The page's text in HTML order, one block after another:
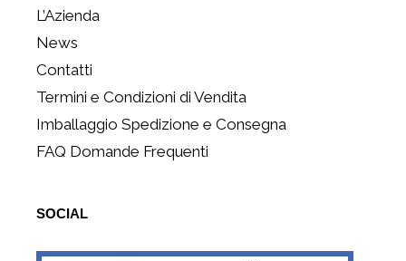
L’Azienda
News
Contatti
Termini e Condizioni di Vendita
Imballaggio Spedizione e Consegna
FAQ Domande Frequenti
SOCIAL